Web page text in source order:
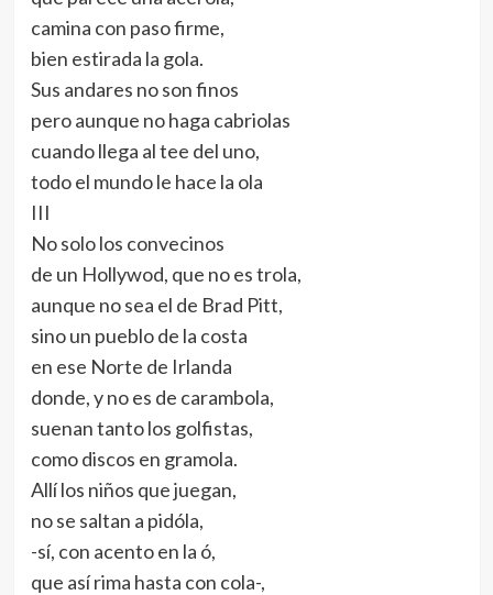
camina con paso firme,
bien estirada la gola.
Sus andares no son finos
pero aunque no haga cabriolas
cuando llega al tee del uno,
todo el mundo le hace la ola
III
No solo los convecinos
de un Hollywod, que no es trola,
aunque no sea el de Brad Pitt,
sino un pueblo de la costa
en ese Norte de Irlanda
donde, y no es de carambola,
suenan tanto los golfistas,
como discos en gramola.
Allí los niños que juegan,
no se saltan a pidóla,
-sí, con acento en la ó,
que así rima hasta con cola-,